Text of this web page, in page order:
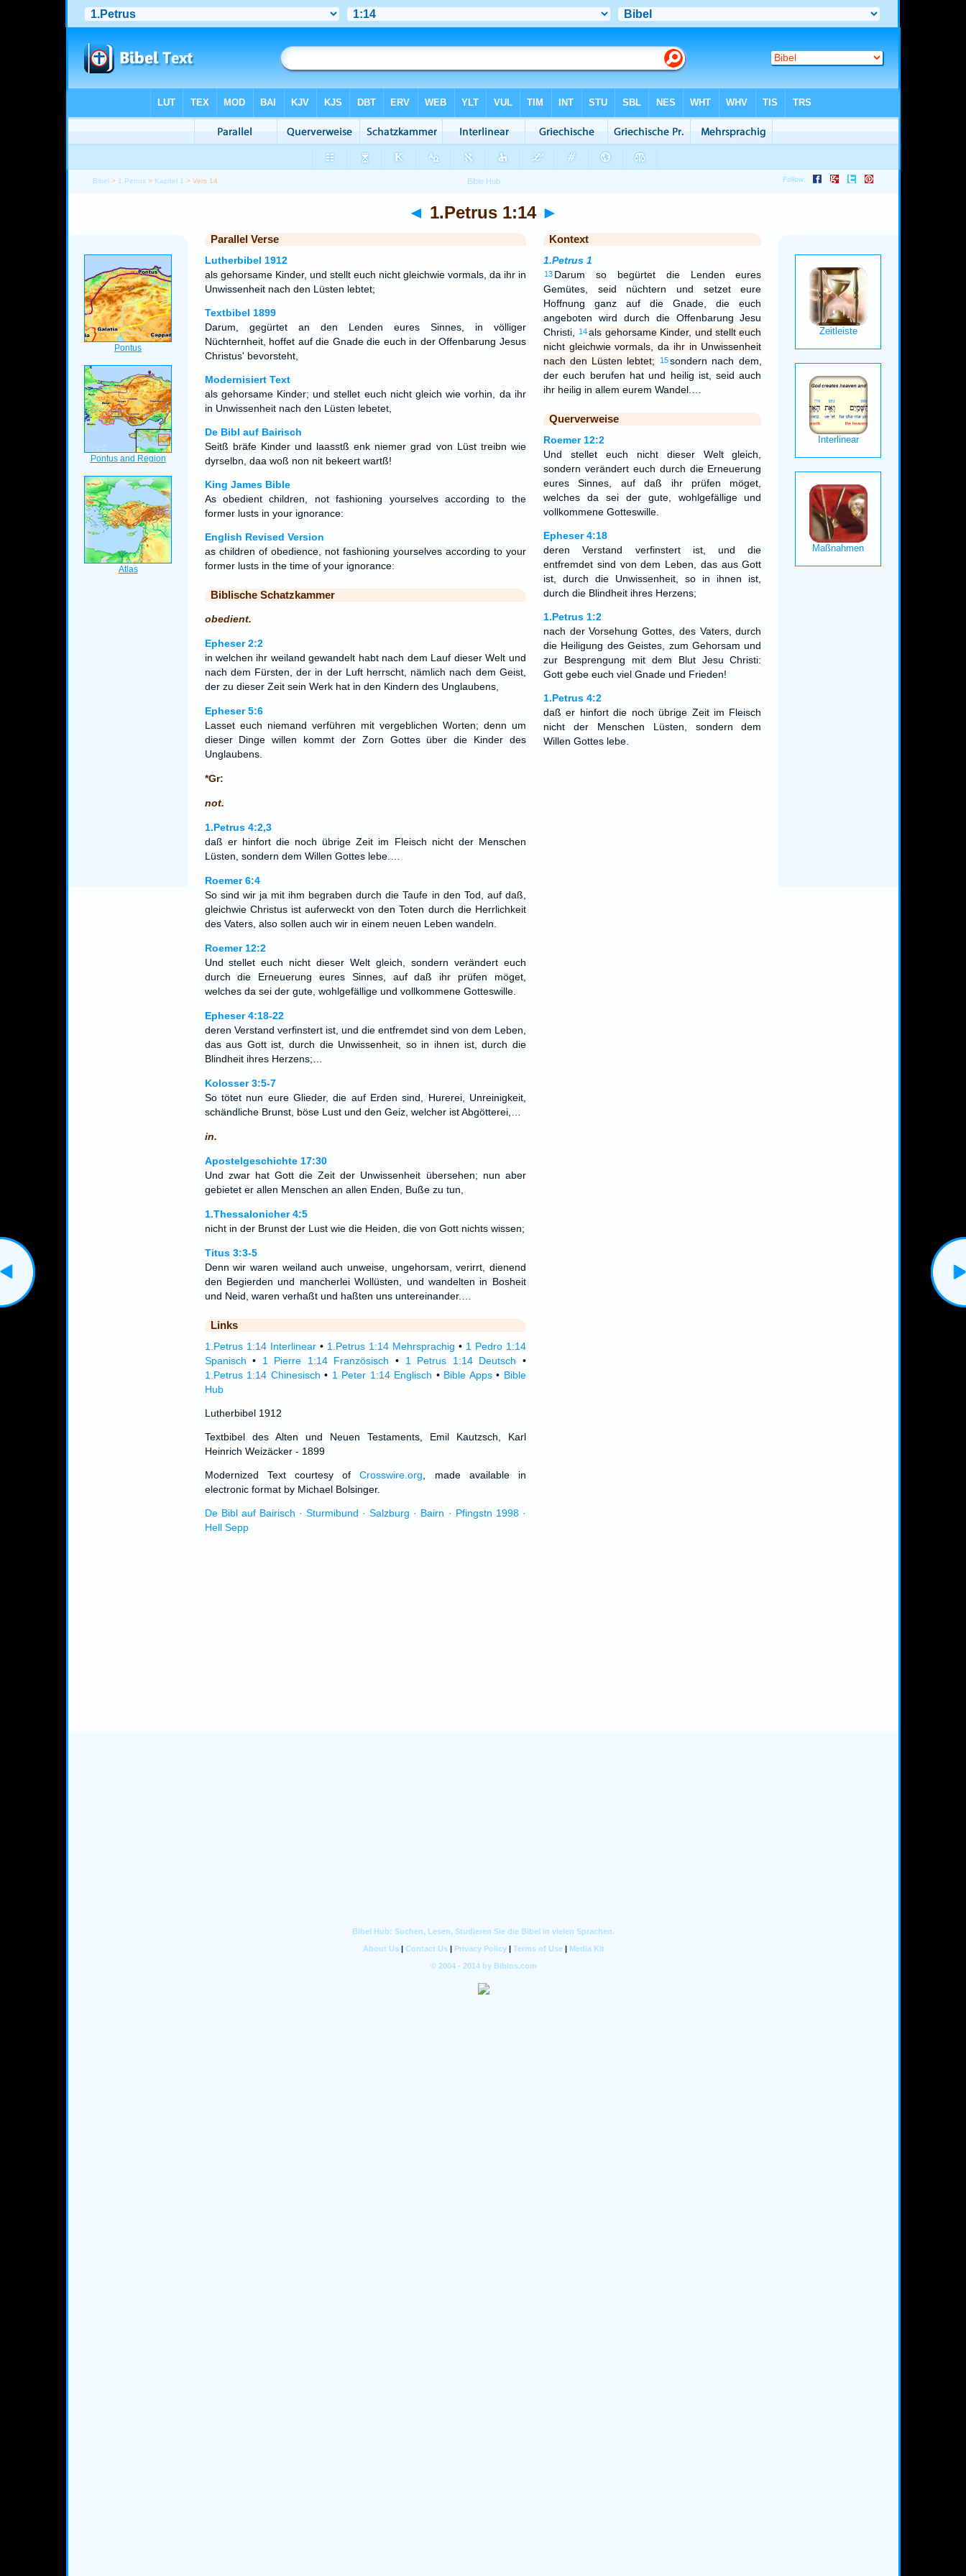
Bibel > 1.Petrus > Kapitel 1 > Vers 14
◄ 1.Petrus 1:14 ►
Parallel Verse
Lutherbibel 1912
als gehorsame Kinder, und stellt euch nicht gleichwie vormals, da ihr in
Unwissenheit nach den Lüsten lebtet;
Textbibel 1899
Darum, gegürtet an den Lenden eures Sinnes, in völliger
Nüchternheit, hoffet auf die Gnade die euch in der Offenbarung Jesus
Christus' bevorsteht,
Modernisiert Text
als gehorsame Kinder; und stellet euch nicht gleich wie vorhin, da ihr
in Unwissenheit nach den Lüsten lebetet,
De Bibl auf Bairisch
Seitß bräfe Kinder und laasstß enk niemer grad von Lüst treibn wie
dyrselbn, daa woß non nit bekeert wartß!
King James Bible
As obedient children, not fashioning yourselves according to the
former lusts in your ignorance:
English Revised Version
as children of obedience, not fashioning yourselves according to your
former lusts in the time of your ignorance:
Biblische Schatzkammer
obedient.
Epheser 2:2
in welchen ihr weiland gewandelt habt nach dem Lauf dieser Welt und
nach dem Fürsten, der in der Luft herrscht, nämlich nach dem Geist,
der zu dieser Zeit sein Werk hat in den Kindern des Unglaubens,
Epheser 5:6
Lasset euch niemand verführen mit vergeblichen Worten; denn um
dieser Dinge willen kommt der Zorn Gottes über die Kinder des
Unglaubens.
*Gr:
not.
1.Petrus 4:2,3
daß er hinfort die noch übrige Zeit im Fleisch nicht der Menschen
Lüsten, sondern dem Willen Gottes lebe.…
Roemer 6:4
So sind wir ja mit ihm begraben durch die Taufe in den Tod, auf daß,
gleichwie Christus ist auferweckt von den Toten durch die Herrlichkeit
des Vaters, also sollen auch wir in einem neuen Leben wandeln.
Roemer 12:2
Und stellet euch nicht dieser Welt gleich, sondern verändert euch
durch die Erneuerung eures Sinnes, auf daß ihr prüfen möget,
welches da sei der gute, wohlgefällige und vollkommene Gotteswille.
Epheser 4:18-22
deren Verstand verfinstert ist, und die entfremdet sind von dem Leben,
das aus Gott ist, durch die Unwissenheit, so in ihnen ist, durch die
Blindheit ihres Herzens;…
Kolosser 3:5-7
So tötet nun eure Glieder, die auf Erden sind, Hurerei, Unreinigkeit,
schändliche Brunst, böse Lust und den Geiz, welcher ist Abgötterei,…
in.
Apostelgeschichte 17:30
Und zwar hat Gott die Zeit der Unwissenheit übersehen; nun aber
gebietet er allen Menschen an allen Enden, Buße zu tun,
1.Thessalonicher 4:5
nicht in der Brunst der Lust wie die Heiden, die von Gott nichts wissen;
Titus 3:3-5
Denn wir waren weiland auch unweise, ungehorsam, verirrt, dienend
den Begierden und mancherlei Wollüsten, und wandelten in Bosheit
und Neid, waren verhaßt und haßten uns untereinander.…
Links
1.Petrus 1:14 Interlinear• 1.Petrus 1:14 Mehrsprachig • 1 Pedro 1:14
Spanisch • 1 Pierre 1:14 Französisch • 1 Petrus 1:14 Deutsch •
1.Petrus 1:14 Chinesisch • 1 Peter 1:14 Englisch • Bible Apps• Bible
Hub
Lutherbibel 1912
Textbibel des Alten und Neuen Testaments, Emil Kautzsch, Karl
Heinrich Weizäcker - 1899
Modernized Text courtesy ofCrosswire.org , made available in
electronic format by Michael Bolsinger.
De Bibl auf Bairisch · Sturmibund · Salzburg · Bairn · Pfingstn 1998 ·
Hell Sepp
Kontext
1.Petrus 1
13 Darum so begürtet die Lenden eures
Gemütes, seid nüchtern und setzet eure
Hoffnung ganz auf die Gnade, die euch
angeboten wird durch die Offenbarung Jesu
Christi,
14als gehorsame Kinder, und stellt euch
nicht gleichwie vormals, da ihr in Unwissenheit
nach den Lüsten lebtet;
15sondern nach dem,
der euch berufen hat und heilig ist, seid auch
ihr heilig in allem eurem Wandel.…
Querverweise
Roemer 12:2
Und stellet euch nicht dieser Welt gleich,
sondern verändert euch durch die Erneuerung
eures Sinnes, auf daß ihr prüfen möget,
welches da sei der gute, wohlgefällige und
vollkommene Gotteswille.
Epheser 4:18
deren Verstand verfinstert ist, und die
entfremdet sind von dem Leben, das aus Gott
ist, durch die Unwissenheit, so in ihnen ist,
durch die Blindheit ihres Herzens;
1.Petrus 1:2
nach der Vorsehung Gottes, des Vaters, durch
die Heiligung des Geistes, zum Gehorsam und
zur Besprengung mit dem Blut Jesu Christi:
Gott gebe euch viel Gnade und Frieden!
1.Petrus 4:2
daß er hinfort die noch übrige Zeit im Fleisch
nicht der Menschen Lüsten, sondern dem
Willen Gottes lebe.